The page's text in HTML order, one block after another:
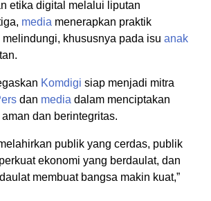
etika digital melalui liputan
media menerapkan praktik
khususnya pada isu anak
Komdigi siap menjadi mitra
dan media dalam menciptakan
dan berintegritas.
publik yang cerdas, publik
ekonomi yang berdaulat, dan
membuat bangsa makin kuat,”